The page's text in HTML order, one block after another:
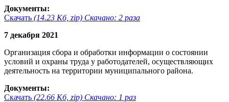
Документы:
Скачать (14.23 Кб, zip) Скачано: 2 раза
7 декабря 2021
Организация сбора и обработки информации о состоянии
условий и охраны труда у работодателей, осуществляющих
деятельность на территории муниципального района.
Документы:
Скачать (22.66 Кб, zip) Скачано: 1 раз